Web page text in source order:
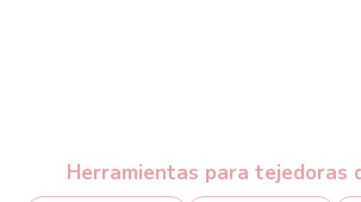
Herramientas para tejedoras